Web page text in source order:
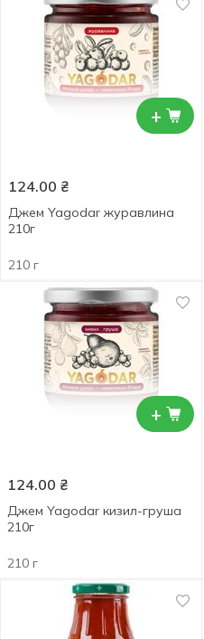
+
124.00 ₴
Джем Yagodar журавлина
210г
210 г
+
124.00 ₴
Джем Yagodar кизил-груша
210г
210 г